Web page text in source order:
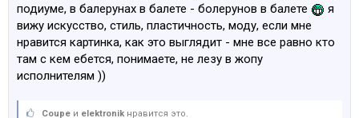
подиуме, в балерунах в балете - болерунов в балете
я
вижу искусство, стиль, пластичность, моду, если мне
нравится картинка, как это выглядит - мне все равно кто
там с кем ебется, понимаете, не лезу в жопу
исполнителям ))
Coupe и elektronik нравится это.